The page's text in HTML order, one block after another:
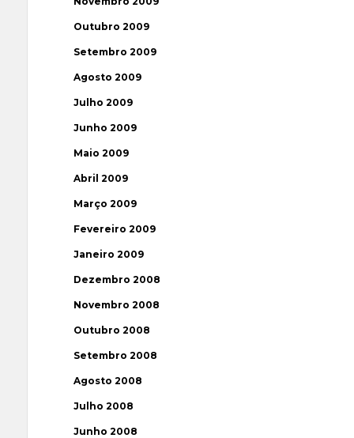
Outubro 2009
Setembro 2009
Agosto 2009
Julho 2009
Junho 2009
Maio 2009
Abril 2009
Março 2009
Fevereiro 2009
Janeiro 2009
Dezembro 2008
Novembro 2008
Outubro 2008
Setembro 2008
Agosto 2008
Julho 2008
Junho 2008